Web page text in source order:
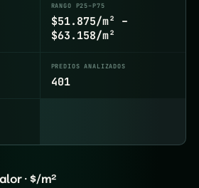
RANGO P25–P75
$51.875/m² –
$63.158/m²
PREDIOS ANALIZADOS
401
· $/m²